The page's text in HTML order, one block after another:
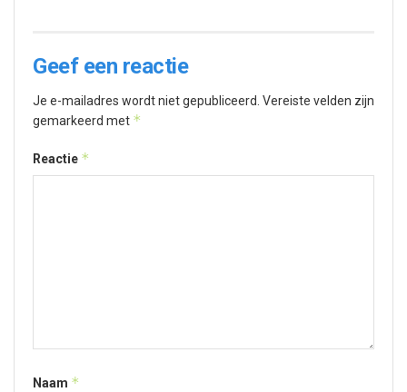
Geef een reactie
Je e-mailadres wordt niet gepubliceerd. Vereiste velden zijn
gemarkeerd met *
Reactie *
Naam *